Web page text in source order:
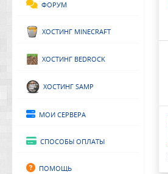
Форум
Хостинг Minecraft
Хостинг Bedrock
Хостинг SAMP
Мои сервера
Способы оплаты
Помощь